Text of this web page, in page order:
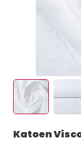
Katoen